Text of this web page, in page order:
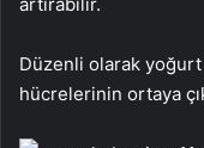
Düzenli olarak
hücrelerinin ortaya